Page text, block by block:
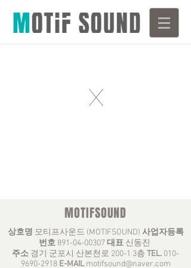
X
MOTIFSOUND
상호명 모티프사운드 (MOTIFSOUND) 사업자등록
번호 891-04-00307대표 신동진
주소 경기 군포시 산본천로 200-1 3층 TEL. 010-
9690-2918 E-MAIL motifsound@naver.com